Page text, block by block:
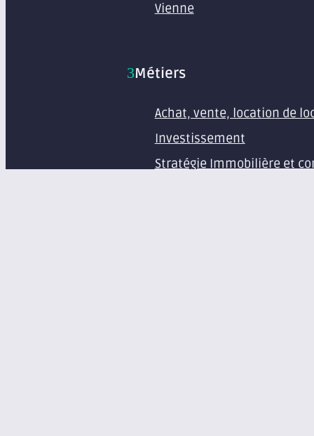
Vienne
Métiers
Achat, vente, location de
Investissement
Stratégie Immobilière et